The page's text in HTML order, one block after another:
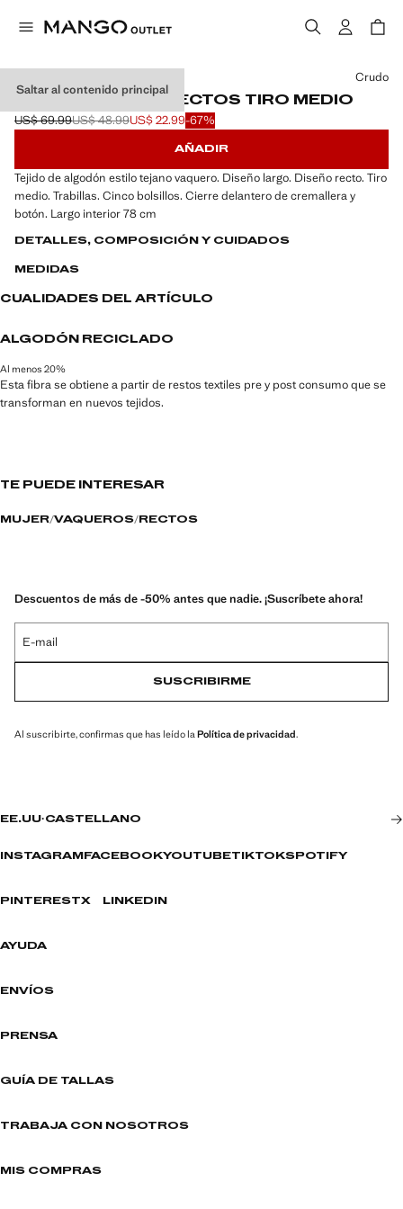
Saltar al contenido principal
JEANS MATILDA RECTOS TIRO MEDIO
Precio inicial tachado [US$ 69.99 ]
US$ 69.99
Segundo precio tachado [US$ 48.99 ]
US$ 48.99
Precio actual [US$ 22.99 ]US$ 22.99-67%
Selecciona un color
Crudo
AÑADIR
Tejido de algodón estilo tejano vaquero. Diseño largo. Diseño recto. Tiro
medio. Trabillas. Cinco bolsillos. Cierre delantero de cremallera y
botón. Largo interior 78 cm
DETALLES, COMPOSICIÓN Y CUIDADOS
MEDIDAS
CUALIDADES DEL ARTÍCULO
ALGODÓN RECICLADO
Al menos 20%
Esta fibra se obtiene a partir de restos textiles pre y post consumo que se
transforman en nuevos tejidos.
TE PUEDE INTERESAR
MUJER VAQUEROS RECTOS
Descuentos de más de -50% antes que nadie. ¡Suscríbete ahora!
E-mail
SUSCRIBIRME
Al suscribirte, confirmas que has leído laPolítica de privacidad.
EE.UU·CASTELLANO
INSTAGRAM FACEBOOKYOUTUBETIKTOKSPOTIFY
PINTERESTX LINKEDIN
AYUDA
ENVÍOS
PRENSA
GUÍA DE TALLAS
TRABAJA CON NOSOTROS
MIS COMPRAS